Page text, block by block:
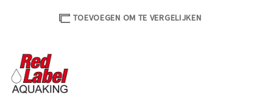
TOEVOEGEN OM TE VERGELIJKEN